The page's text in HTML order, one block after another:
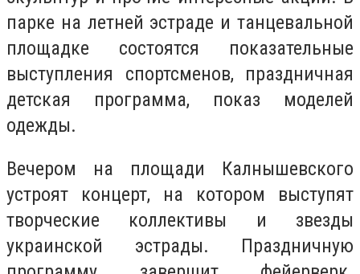
парке на летней эстраде и танцевальной
площадке состоятся показательные
выступления спортсменов, праздничная
детская программа, показ моделей
одежды.
Вечером на площади Калнышевского
устроят концерт, на котором выступят
творческие коллективы и звезды
украинской эстрады. Праздничную